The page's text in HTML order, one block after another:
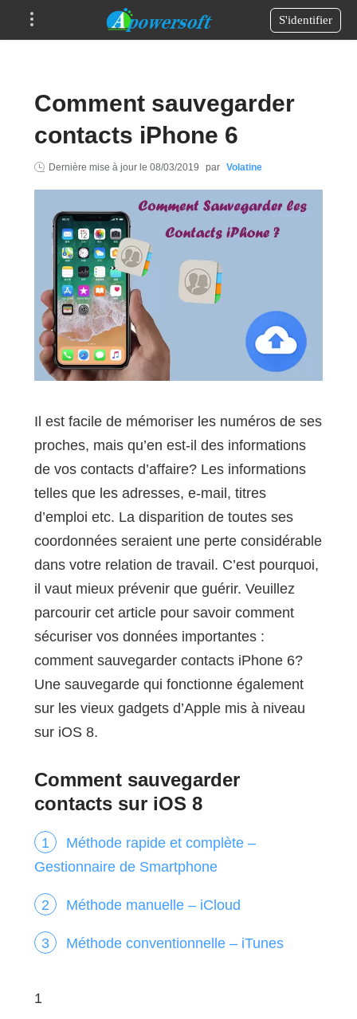
S'identifier
Comment sauvegarder
contacts iPhone 6
Dernière mise à jour le 08/03/2019 par Volatine
Il est facile de mémoriser les numéros de ses
proches, mais qu’en est-il des informations
de vos contacts d’affaire? Les informations
telles que les adresses, e-mail, titres
d’emploi etc. La disparition de toutes ses
coordonnées seraient une perte considérable
dans votre relation de travail. C’est pourquoi,
il vaut mieux prévenir que guérir. Veuillez
parcourir cet article pour savoir comment
sécuriser vos données importantes :
comment sauvegarder contacts iPhone 6?
Une sauvegarde qui fonctionne également
sur les vieux gadgets d’Apple mis à niveau
sur iOS 8.
Comment sauvegarder
contacts sur iOS 8
Méthode rapide et complète –
Gestionnaire de Smartphone
Méthode manuelle – iCloud
Méthode conventionnelle – iTunes
1